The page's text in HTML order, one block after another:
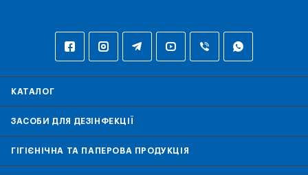
КАТАЛОГ
ЗАСОБИ ДЛЯ ДЕЗІНФЕКЦІЇ
ГІГІЄНІЧНА ТА ПАПЕРОВА ПРОДУКЦІЯ